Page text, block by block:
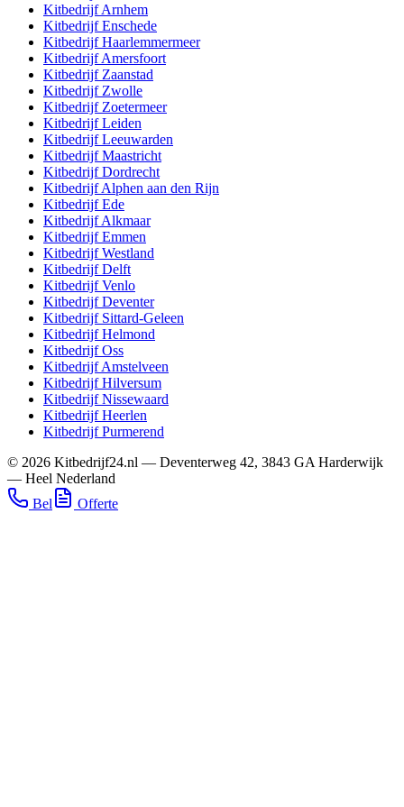
KitbedrijfArnhem
KitbedrijfEnschede
KitbedrijfHaarlemmermeer
KitbedrijfAmersfoort
Kitbedrijf Zaanstad
Kitbedrijf Zwolle
Kitbedrijf Zoetermeer
KitbedrijfLeiden
KitbedrijfLeeuwarden
KitbedrijfMaastricht
KitbedrijfDordrecht
KitbedrijfAlphen aan den Rijn
KitbedrijfEde
KitbedrijfAlkmaar
KitbedrijfEmmen
KitbedrijfWestland
KitbedrijfDelft
KitbedrijfVenlo
KitbedrijfDeventer
Kitbedrijf Sittard-Geleen
KitbedrijfHelmond
KitbedrijfOss
KitbedrijfAmstelveen
KitbedrijfHilversum
KitbedrijfNissewaard
KitbedrijfHeerlen
KitbedrijfPurmerend
© 2026 Kitbedrijf24.nl — Deventerweg 42, 3843 GA Harderwijk
— Heel Nederland
Bel
Offerte